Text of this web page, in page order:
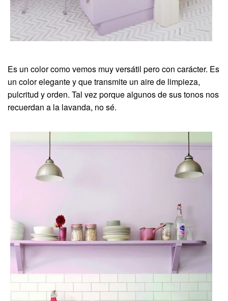
Es un color como vemos muy versátil pero con carácter. Es
un color elegante y que transmite un aire de limpieza,
pulcritud y orden. Tal vez porque algunos de sus tonos nos
recuerdan a la lavanda, no sé.